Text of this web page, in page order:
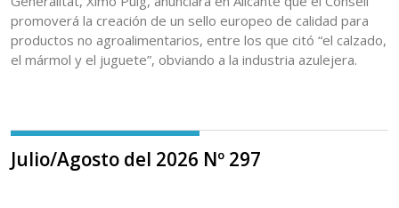
promoverá la creación de un sello europeo de calidad para
productos no agroalimentarios, entre los que citó “el calzado,
el mármol y el juguete”, obviando a la industria azulejera.
Julio/Agosto del 2026 Nº 297